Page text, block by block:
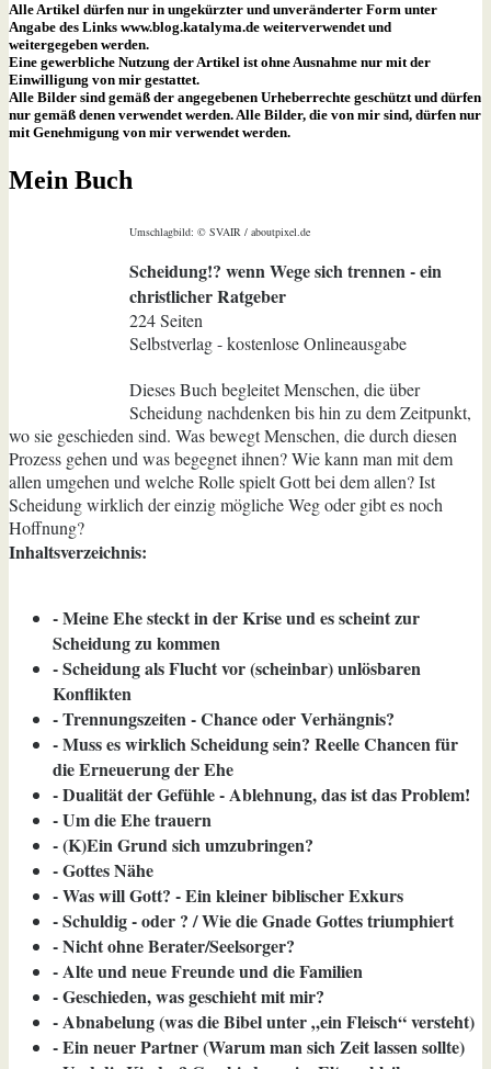
Alle Artikel dürfen nur in ungekürzter und unveränderter Form unter
Angabe des Links www.blog.katalyma.de weiterverwendet und
weitergegeben werden.
Eine gewerbliche Nutzung der Artikel ist ohne Ausnahme nur mit der
Einwilligung von mir gestattet.
Alle Bilder sind gemäß der angegebenen Urheberrechte geschützt und dürfen
nur gemäß denen verwendet werden. Alle Bilder, die von mir sind, dürfen nur
mit Genehmigung von mir verwendet werden.
Mein Buch
Umschlagbild: © SVAIR / aboutpixel.de
Scheidung!? wenn Wege sich trennen - ein
christlicher Ratgeber
224 Seiten
Selbstverlag - kostenlose Onlineausgabe
Dieses Buch begleitet Menschen, die über
Scheidung nachdenken bis hin zu dem Zeitpunkt,
wo sie geschieden sind. Was bewegt Menschen, die durch diesen
Prozess gehen und was begegnet ihnen? Wie kann man mit dem
allen umgehen und welche Rolle spielt Gott bei dem allen? Ist
Scheidung wirklich der einzig mögliche Weg oder gibt es noch
Hoffnung?
Inhaltsverzeichnis:
- Meine Ehe steckt in der Krise und es scheint zur
Scheidung zu kommen
- Scheidung als Flucht vor (scheinbar) unlösbaren
Konflikten
- Trennungszeiten - Chance oder Verhängnis?
- Muss es wirklich Scheidung sein? Reelle Chancen für
die Erneuerung der Ehe
- Dualität der Gefühle - Ablehnung, das ist das Problem!
- Um die Ehe trauern
- (K)Ein Grund sich umzubringen?
- Gottes Nähe
- Was will Gott? - Ein kleiner biblischer Exkurs
- Schuldig - oder ? / Wie die Gnade Gottes triumphiert
- Nicht ohne Berater/Seelsorger?
- Alte und neue Freunde und die Familien
- Geschieden, was geschieht mit mir?
- Abnabelung (was die Bibel unter „ein Fleisch“ versteht)
- Ein neuer Partner (Warum man sich Zeit lassen sollte)